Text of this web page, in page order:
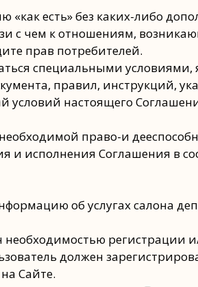
«как есть» без каких-либо
с чем к отношениям,
прав потребителей.
специальными
правил, инструкций,
условий настоящего
право-и
исполнения Соглашения в
об услугах салона
необходимостью
должен
Сайте.